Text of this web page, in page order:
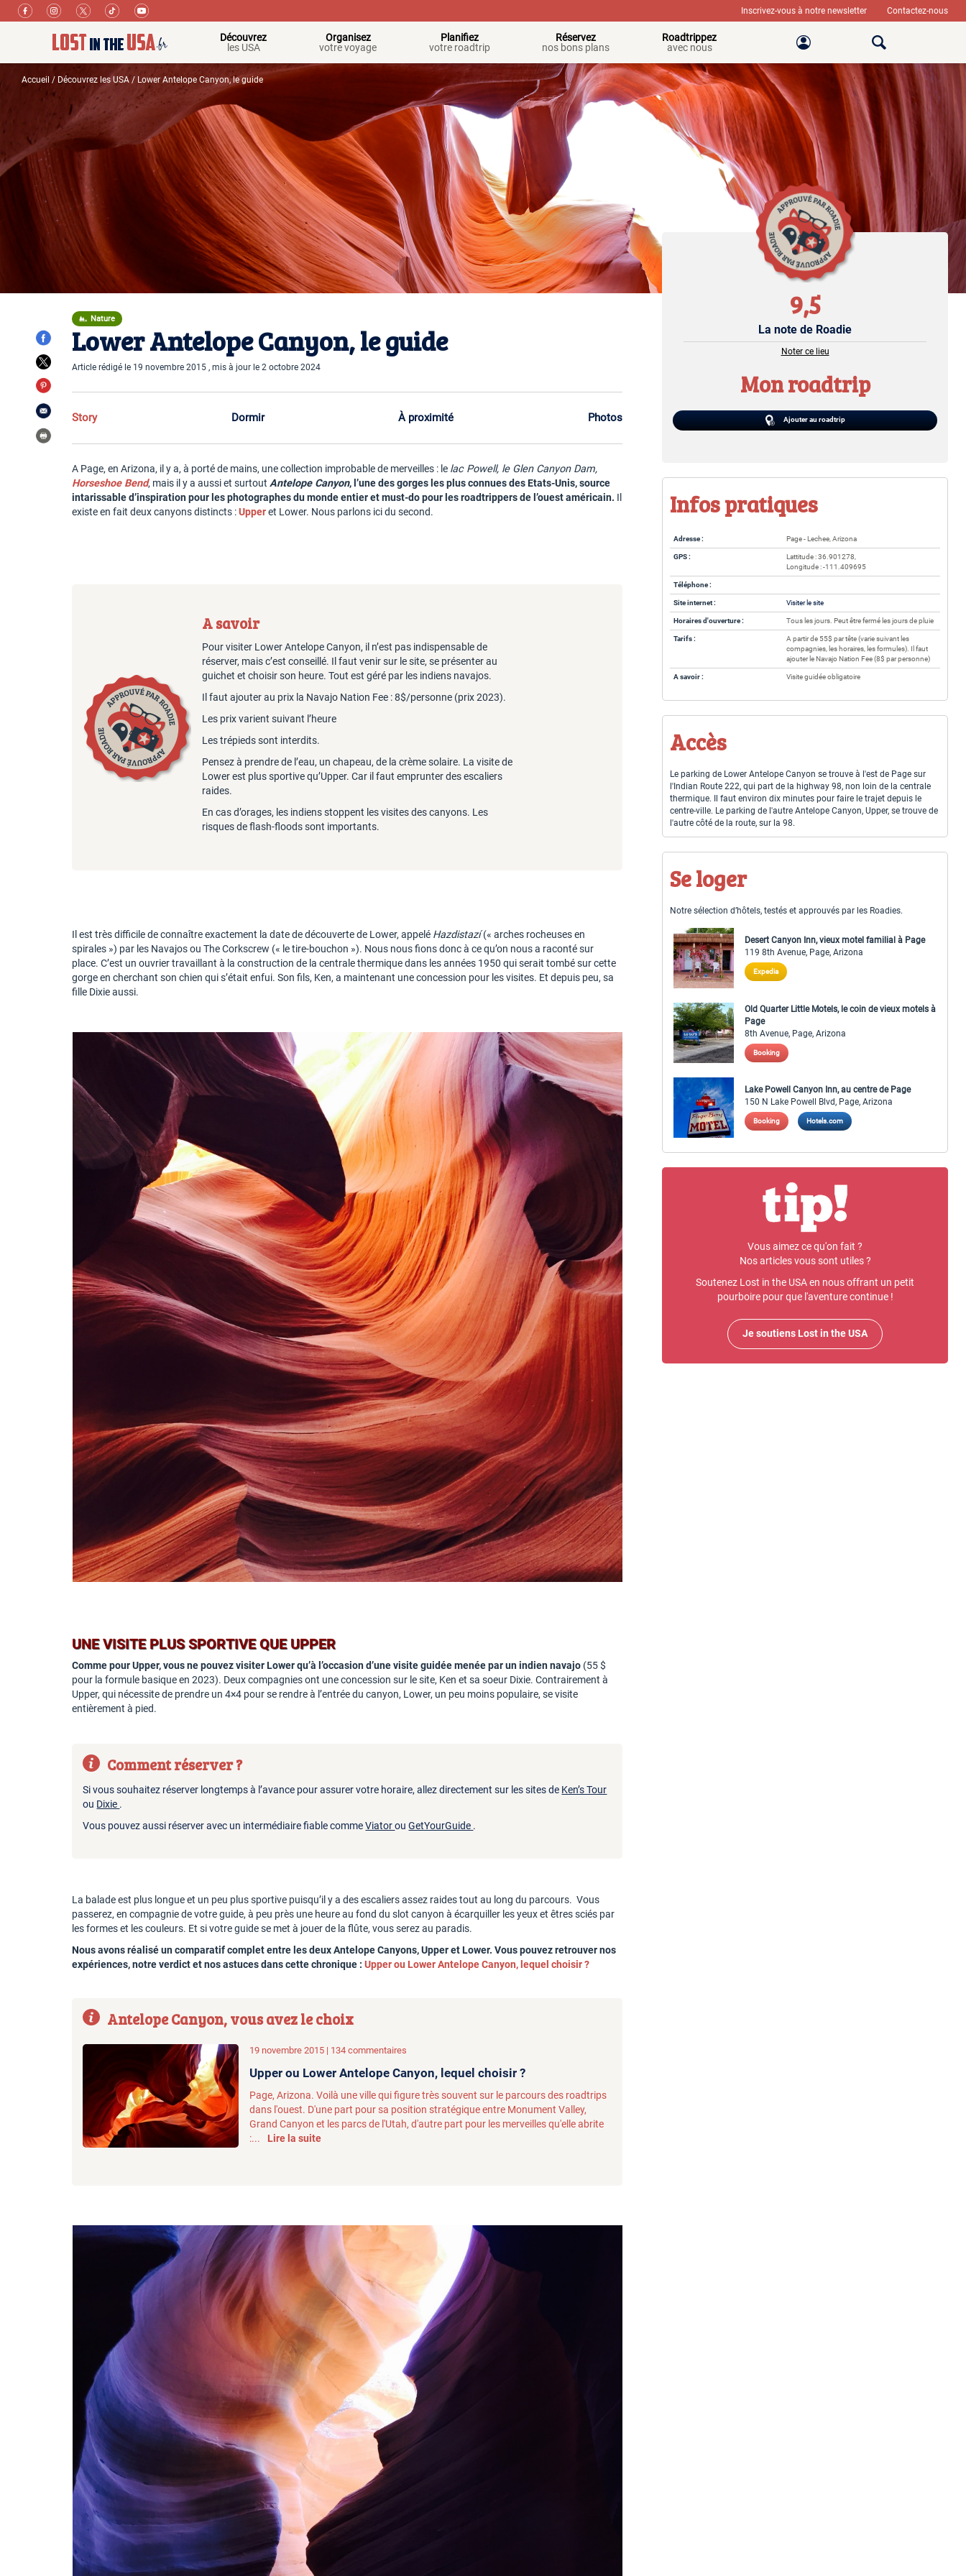
Inscrivez-vous à notre newsletter Contactez-nous
Découvrez
les USA
Organisez
votre voyage
Planifiez
votre roadtrip
Réservez
nos bons plans
Roadtrippez
avec nous
Accueil / Découvrez les USA / Lower Antelope Canyon, le guide
Nature
Lower Antelope Canyon, le guide
Article rédigé le 19 novembre 2015 , mis à jour le 2 octobre 2024
Story Dormir À proximité Photos
A Page, en Arizona, il y a, à porté de mains, une collection improbable de merveilles : le lac Powell, le Glen Canyon Dam,
Horseshoe Bend, mais il y a aussi et surtoutAntelope Canyon, l’une des gorges les plus connues des Etats-Unis, source
intarissable d’inspiration pour les photographes du monde entier et must-do pour les roadtrippers de l’ouest américain. Il
existe en fait deux canyons distincts :Upperet Lower. Nous parlons ici du second.
A savoir
Pour visiter Lower Antelope Canyon, il n’est pas indispensable de
réserver, mais c’est conseillé. Il faut venir sur le site, se présenter au
guichet et choisir son heure. Tout est géré par les indiens navajos.
Il faut ajouter au prix la Navajo Nation Fee : 8$/personne (prix 2023).
Les prix varient suivant l’heure
Les trépieds sont interdits.
Pensez à prendre de l’eau, un chapeau, de la crème solaire. La visite de
Lower est plus sportive qu’Upper. Car il faut emprunter des escaliers
raides.
En cas d’orages, les indiens stoppent les visites des canyons. Les
risques de flash-floods sont importants.
Il est très difficile de connaître exactement la date de découverte de Lower, appelé Hazdistazí(«arches rocheuses en
spirales ») par les Navajos ou The Corkscrew (« le tire-bouchon »). Nous nous fions donc à ce qu’on nous a raconté sur
place. C’est un ouvrier travaillant à la construction de la centrale thermique dans les années 1950 qui serait tombé sur cette
gorge en cherchant son chien qui s’était enfui. Son fils, Ken, a maintenant une concession pour les visites. Et depuis peu, sa
fille Dixie aussi.
UNE VISITE PLUS SPORTIVE QUE UPPER
Comme pour Upper, vous ne pouvez visiter Lower qu’à l’occasion d’une visite guidée menée par un indien navajo (55 $
pour la formule basique en 2023). Deux compagnies ont une concession sur le site, Ken et sa soeur Dixie. Contrairement à
Upper, qui nécessite de prendre un 4×4 pour se rendre à l’entrée du canyon, Lower, un peu moins populaire, se visite
entièrement à pied.
Comment réserver ?
Si vous souhaitez réserver longtemps à l’avance pour assurer votre horaire, allez directement sur les sites de Ken’s Tour
ou Dixie .
Vous pouvez aussi réserver avec un intermédiaire fiable commeViatorouGetYourGuide .
La balade est plus longue et un peu plus sportive puisqu’il y a des escaliers assez raides tout au long du parcours. Vous
passerez, en compagnie de votre guide, à peu près une heure au fond du slot canyon à écarquiller les yeux et êtres sciés par
les formes et les couleurs. Et si votre guide se met à jouer de la flûte, vous serez au paradis.
Nous avons réalisé un comparatif complet entre les deux Antelope Canyons, Upper et Lower. Vous pouvez retrouver nos
expériences, notre verdict et nos astuces dans cette chronique :Upper ou Lower Antelope Canyon, lequel choisir ?
Antelope Canyon, vous avez le choix
19 novembre 2015 | 134 commentaires
Upper ou Lower Antelope Canyon, lequel choisir ?
Page, Arizona. Voilà une ville qui figure très souvent sur le parcours des roadtrips
dans l'ouest. D'une part pour sa position stratégique entre Monument Valley,
Grand Canyon et les parcs de l'Utah, d'autre part pour les merveilles qu'elle abrite
:...
Lire la suite
9,5
La note de Roadie
Noter ce lieu
Mon roadtrip
Ajouter au roadtrip
Infos pratiques
Adresse : Page - Lechee, Arizona
GPS :
Lattitude : 36.901278,
Longitude : -111.409695
Téléphone :
Site internet : Visiter le site
Horaires d'ouverture : Tous les jours. Peut être fermé les jours de pluie
Tarifs :
A partir de 55$ par tête (varie suivant les
compagnies, les horaires, les formules). Il faut
ajouter le Navajo Nation Fee (8$ par personne)
A savoir : Visite guidée obligatoire
Accès
Le parking de Lower Antelope Canyon se trouve à l'est de Page sur
l'Indian Route 222, qui part de la highway 98, non loin de la centrale
thermique. Il faut environ dix minutes pour faire le trajet depuis le
centre-ville. Le parking de l'autre Antelope Canyon, Upper, se trouve de
l'autre côté de la route, sur la 98.
Se loger
Notre sélection d’hôtels, testés et approuvés par les Roadies.
Desert Canyon Inn, vieux motel familial à Page
119 8th Avenue, Page, Arizona
Expedia
Old Quarter Little Motels, le coin de vieux motels à
Page
8th Avenue, Page, Arizona
Booking
Lake Powell Canyon Inn, au centre de Page
150 N Lake Powell Blvd, Page, Arizona
Booking Hotels.com
Vous aimez ce qu'on fait ?
Nos articles vous sont utiles ?
Soutenez Lost in the USA en nous offrant un petit
pourboire pour que l'aventure continue !
Je soutiens Lost in the USA